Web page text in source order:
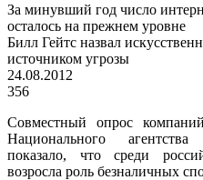
За минувший год число
осталось на прежнем уровне
Билл Гейтс назвал
источником угрозы
24.08.2012
356
Совместный опрос
Национального
показало, что среди
возросла роль безналичных